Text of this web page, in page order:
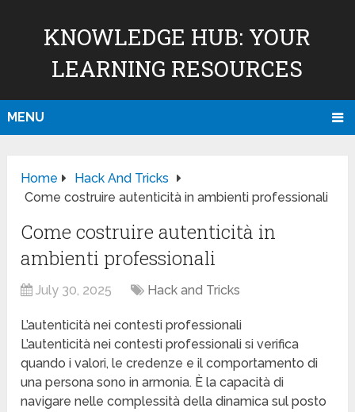
KNOWLEDGE HUB: YOUR
LEARNING RESOURCES
MENU
Home
Hack And Tricks
Come costruire autenticità in ambienti professionali
Come costruire autenticità in
ambienti professionali
July 30, 2025 Hack and Tricks
L’autenticità nei contesti professionali
L’autenticità nei contesti professionali si verifica
quando i valori, le credenze e il comportamento di
una persona sono in armonia. È la capacità di
navigare nelle complessità della dinamica sul posto